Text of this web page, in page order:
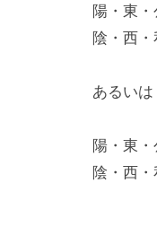
陽・東
陰・西
あるいは
陽・東
陰・西